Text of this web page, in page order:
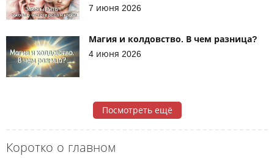
Коротко о главном
7 июня 2026
Магия и колдовство. В чем разница?
4 июня 2026
Посмотреть ещё